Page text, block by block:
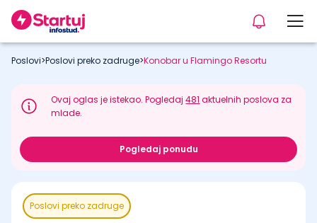
Poslovi>Poslovi preko zadruge>Konobar u Flamingo Resortu
Ovaj oglas je istekao. Pogledaj481 aktuelnih poslova za
mlade.
Pogledaj ponudu
Poslovi preko zadruge